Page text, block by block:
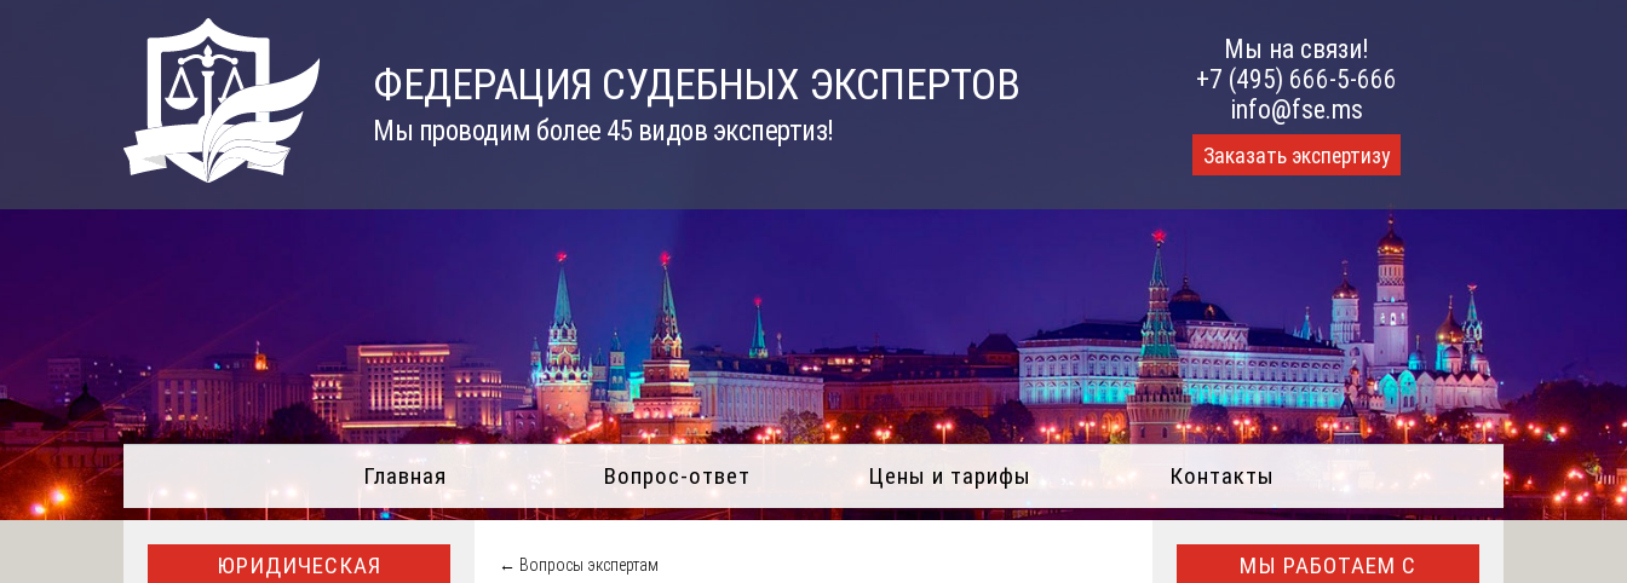
ФЕДЕРАЦИЯ СУДЕБНЫХ ЭКСПЕРТОВ
Мы проводим более 45 видов экспертиз!
Мы на связи!
+7 (495) 666-5-666
info@fse.ms
Заказать экспертизу
Главная Вопрос-ответ Цены и тарифы Контакты
← Вопросы экспертам
ЮРИДИЧЕСКАЯ
МЫ РАБОТАЕМ С